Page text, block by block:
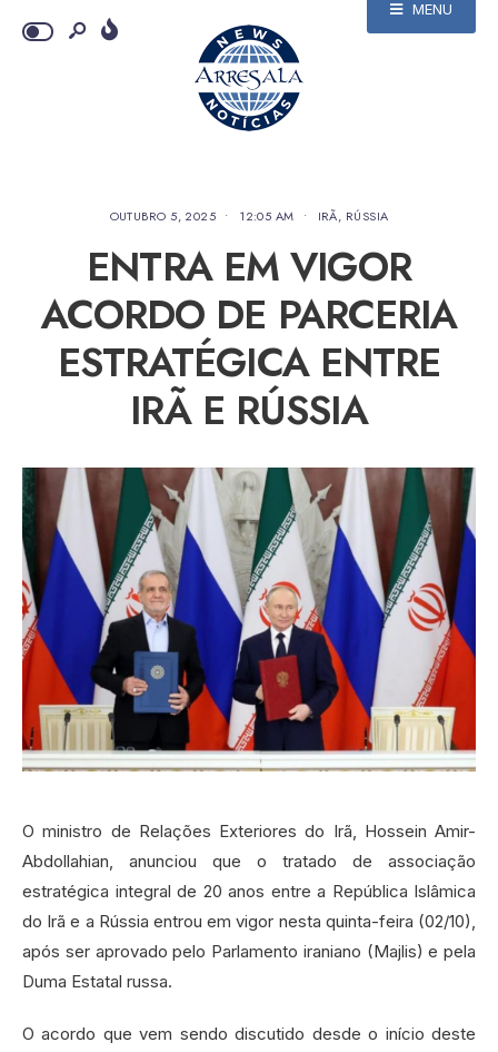
MENU
OUTUBRO 5, 2025 • 12:05 AM • IRÃ, RÚSSIA
ENTRA EM VIGOR
ACORDO DE PARCERIA
ESTRATÉGICA ENTRE
IRÃ E RÚSSIA
O ministro de Relações Exteriores do Irã, Hossein Amir-
Abdollahian, anunciou que o tratado de associação
estratégica integral de 20 anos entre a República Islâmica
do Irã e a Rússia entrou em vigor nesta quinta-feira (02/10),
após ser aprovado pelo Parlamento iraniano (Majlis) e pela
Duma Estatal russa.
O acordo que vem sendo discutido desde o início deste